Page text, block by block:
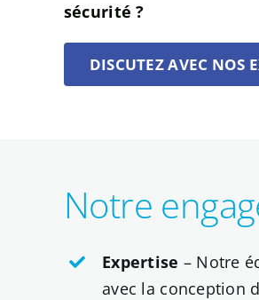
sécurité ?
DISCUTEZ AVEC NOS
Notre
Expertise – Notre
avec la conception